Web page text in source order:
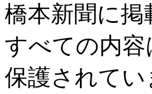
橋本新聞に
すべての内
保護されてい